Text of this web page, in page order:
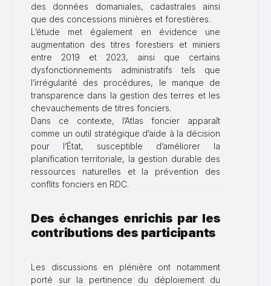
des données domaniales, cadastrales ainsi
que des concessions minières et forestières.
L’étude met également en évidence une
augmentation des titres forestiers et miniers
entre 2019 et 2023, ainsi que certains
dysfonctionnements administratifs tels que
l’irrégularité des procédures, le manque de
transparence dans la gestion des terres et les
chevauchements de titres fonciers.
Dans ce contexte, l’Atlas foncier apparaît
comme un outil stratégique d’aide à la décision
pour l’État, susceptible d’améliorer la
planification territoriale, la gestion durable des
ressources naturelles et la prévention des
conflits fonciers en RDC.
Des échanges enrichis par les
contributions des participants
Les discussions en plénière ont notamment
porté sur la pertinence du déploiement du